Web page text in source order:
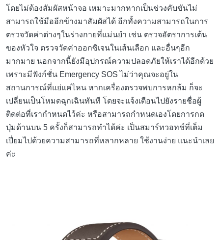
โดยไม่ต้องสัมผัสหน้าจอ เหมาะมากหากเป็นช่วงคับขันไม่
สามารถใช้มืออีกข้างมาสัมผัสได้ อีกทั้งความสามารถในการ
ตรวจวัดค่าต่างๆในร่างกายที่แม่นยำ เช่น ตรวจอัตราการเต้น
ของหัวใจ ตรวจวัดค่าออกซิเจนในเส้นเลือก และอื่นๆอีก
มากมาย นอกจากนี้ยังมีอุปกรณ์ความปลอดภัยให้เราได้อีกด้วย
เพราะมีฟังก์ชั่น Emergency SOS ไม่ว่าคุณจะอยู่ใน
สถานการณ์ที่แย่แค่ไหน หากเครื่องตรวจพบการหกล้ม ก็จะ
เปลี่ยนเป็นโหมดฉุกเฉินทันที โดยจะแจ้งเตือนไปยังรายชื่อผู้
ติดต่อที่เรากำหนดไว้ค่ะ หรือสามารถกำหนดเองโดยการกด
ปุ่มด้านบน 5 ครั้งก็สามารถทำได้ค่ะ เป็นสมาร์ทวอทช์ที่เต็ม
เปี่ยมไปด้วยความสามารถที่หลากหลาย ใช้งานง่าย แนะนำเลย
ค่ะ